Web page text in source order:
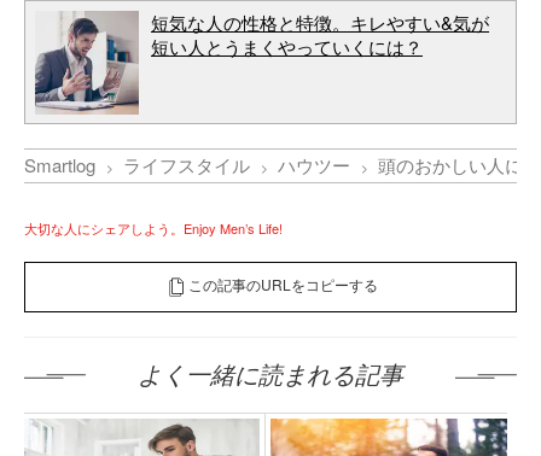
短気な人の性格と特徴。キレやすい&気が
短い人とうまくやっていくには？
Smartlog ライフスタイル ハウツー 頭のおかしい人に
大切な人にシェアしよう。Enjoy Men’s Life!
この記事のURLをコピーする
よく一緒に読まれる記事